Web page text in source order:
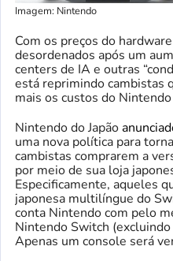
Imagem: Nintendo
Com os preços do
desordenados após um
centers de IA e outras
está reprimindo cambistas
mais os custos do
Nintendo do Japão
uma nova política para
cambistas comprarem a
por meio de sua loja
Especificamente, aqueles
japonesa multilíngue do
conta Nintendo com pelo
Nintendo Switch
Apenas um console será